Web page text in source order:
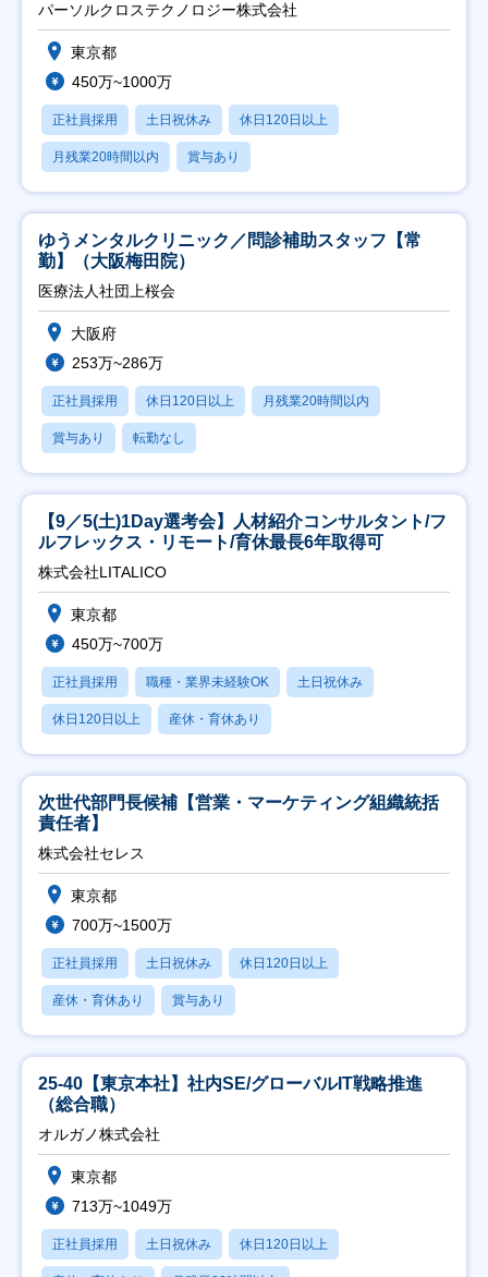
パーソルクロステクノロジー株式会社
東京都
450万~1000万
正社員採用 土日祝休み 休日120日以上
月残業20時間以内 賞与あり
ゆうメンタルクリニック／問診補助スタッフ【常
勤】（大阪梅田院）
医療法人社団上桜会
大阪府
253万~286万
正社員採用 休日120日以上 月残業20時間以内
賞与あり 転勤なし
【9／5(土)1Day選考会】人材紹介コンサルタント/フ
ルフレックス・リモート/育休最長6年取得可
株式会社LITALICO
東京都
450万~700万
正社員採用 職種・業界未経験OK 土日祝休み
休日120日以上 産休・育休あり
次世代部門長候補【営業・マーケティング組織統括
責任者】
株式会社セレス
東京都
700万~1500万
正社員採用 土日祝休み 休日120日以上
産休・育休あり 賞与あり
25-40【東京本社】社内SE/グローバルIT戦略推進
（総合職）
オルガノ株式会社
東京都
713万~1049万
正社員採用 土日祝休み 休日120日以上